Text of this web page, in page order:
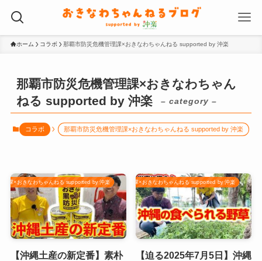
ホーム コラボ 那覇市防災危機管理課×おきなわちゃんねる supported by 沖楽
那覇市防災危機管理課×おきなわちゃん
ねる supported by 沖楽
– category –
コラボ 那覇市防災危機管理課×おきなわちゃんねる supported by 沖楽
理課×おきなわちゃんねる supported by 沖楽
【沖縄土産の新定番】素朴
那覇市防災危機管理課×おきなわちゃんねる supported by 沖楽
【迫る2025年7月5日】沖縄